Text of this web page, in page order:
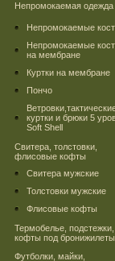
Непромокаемая одежда
Непромокаемые
Непромокаемые
на мембране
Куртки на мембране
Пончо
куртки и брюки 5
Soft Shell
Свитера, толстовки,
флисовые кофты
Свитера мужские
Толстовки мужские
Флисовые кофты
Термобелье, подстежки,
кофты под бронижилеты
Футболки, майки,